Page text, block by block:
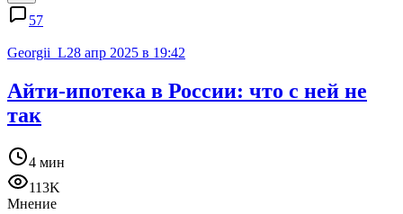
57
Georgii_L28 апр 2025 в 19:42
Айти-ипотека в России: что с ней не
так
4 мин
113K
Мнение